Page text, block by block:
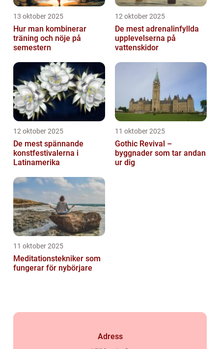
13 oktober 2025
Hur man kombinerar
träning och nöje på
semestern
12 oktober 2025
De mest adrenalinfyllda
upplevelserna på
vattenskidor
12 oktober 2025
De mest spännande
konstfestivalerna i
Latinamerika
11 oktober 2025
Gothic Revival –
byggnader som tar andan
ur dig
11 oktober 2025
Meditationstekniker som
fungerar för nybörjare
Adress